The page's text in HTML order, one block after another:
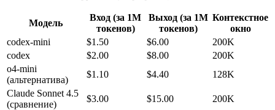
Модель
Вход (за 1М
токенов)
Выход (за 1М
токенов)
Контекстное
окно
codex-mini
$1.50 $6.00
200K
codex
$2.00 $8.00
200K
o4-mini
(альтернатива)
$1.10 $4.40
128K
Claude Sonnet 4.5
(сравнение)
$3.00 $15.00 200K